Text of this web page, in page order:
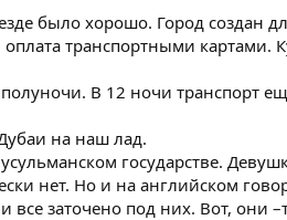
было хорошо. Город создан
транспортными
В 12 ночи транспорт
на наш лад.
государстве.
нет. Но и на английском
заточено под них. Вот, они